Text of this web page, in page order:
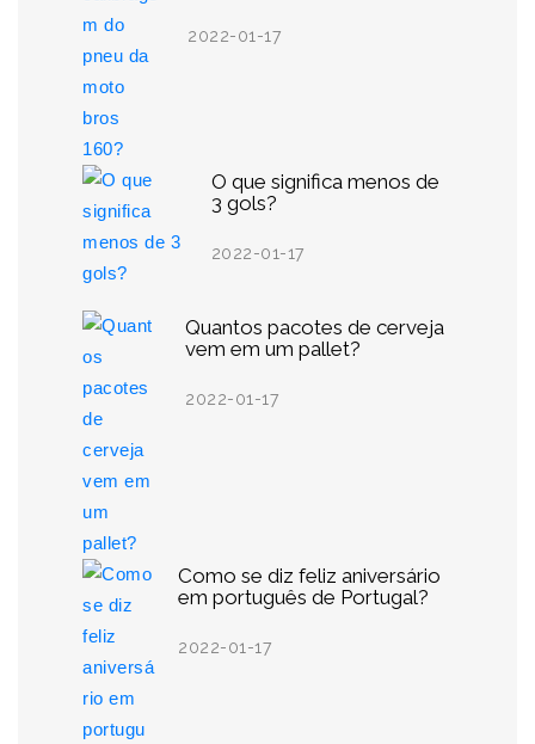
2022-01-17
O que significa menos de
3 gols?
2022-01-17
Quantos pacotes de cerveja
vem em um pallet?
2022-01-17
Como se diz feliz aniversário
em português de Portugal?
2022-01-17